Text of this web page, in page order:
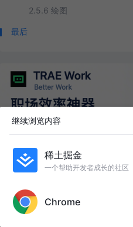
16
2.5.6 绘图
最后
精选内容
继续浏览内容
稀土掘金
一个帮助开发者成长的社区
Chrome